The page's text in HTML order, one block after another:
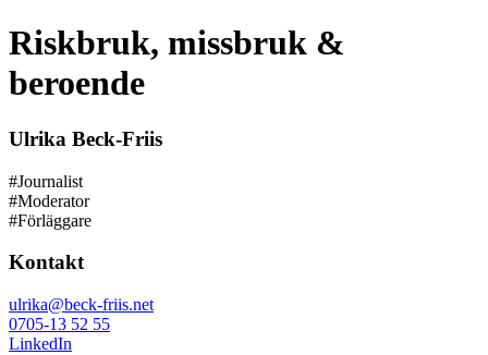
Riskbruk, missbruk &
beroende
Ulrika Beck-Friis
#Journalist
#Moderator
#Förläggare
Kontakt
ulrika@beck-friis.net
0705-13 52 55
LinkedIn